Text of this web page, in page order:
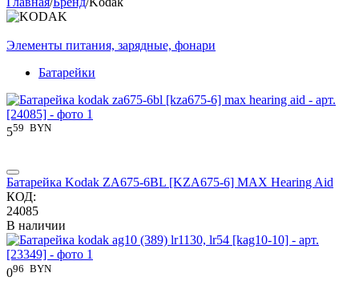
Элементы питания, зарядные, фонари
Батарейки
559 BYN
Батарейка Kodak ZA675-6BL [KZA675-6] MAX Hearing Aid
КОД:
24085
В наличии
096 BYN